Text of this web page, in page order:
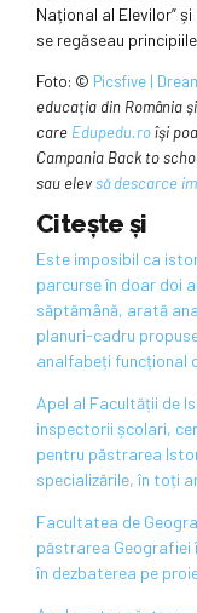
Național al Elevilor”
se regăseau
Foto: © Picsfive |
educaţia din România
care Edupedu.roîşi
Campania Back to
sau elevsă descarce
Citește și
Este imposibil ca
parcurse în doar doi
săptămână, arată
planuri-cadru
analfabeți funcțional
Apel al Facultății de
inspectorii școlari,
pentru păstrarea
specializările, în toți
Facultatea de
păstrarea Geografiei
în dezbaterea pe